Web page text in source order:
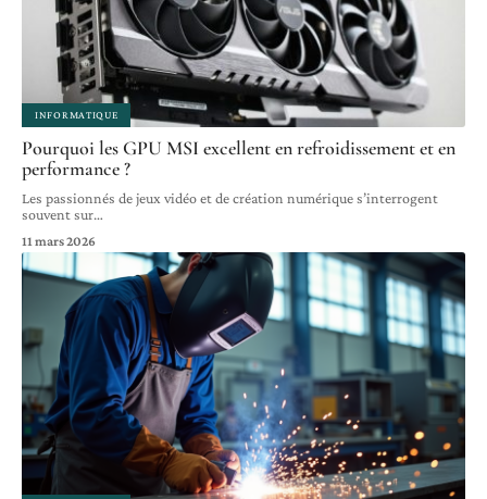
INFORMATIQUE
Pourquoi les GPU MSI excellent en refroidissement et en
performance ?
Les passionnés de jeux vidéo et de création numérique s’interrogent
souvent sur…
11 mars 2026